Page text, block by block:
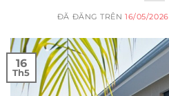
ĐÃ ĐĂNG TRÊN16/05/2026
16
Th5